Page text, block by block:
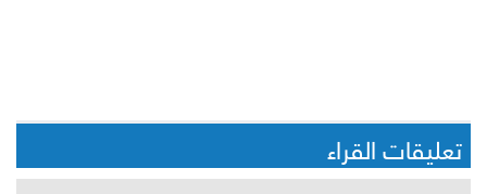
تعليقات القراء